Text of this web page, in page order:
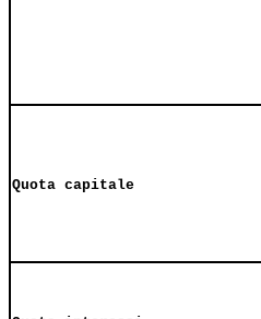
Quota capitale